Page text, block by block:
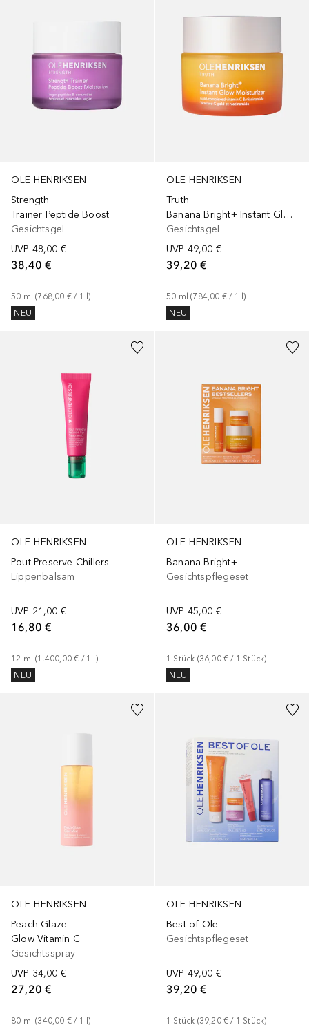
OLE HENRIKSEN
Strength
Trainer Peptide Boost
Gesichtsgel
UVP 48,00 €
38,40 €
50 ml (768,00 € / 1 l)
NEU
OLE HENRIKSEN
Truth
Banana Bright+ Instant Glow Moisturizer
Gesichtsgel
UVP 49,00 €
39,20 €
50 ml (784,00 € / 1 l)
NEU
OLE HENRIKSEN
Pout Preserve Chillers
Lippenbalsam
UVP 21,00 €
16,80 €
12 ml (1.400,00 € / 1
)
NEU
OLE HENRIKSEN
Banana Bright+
Gesichtspflegeset
UVP 45,00 €
36,00 €
1 Stück (36,00 € / 1 Stück)
NEU
OLE HENRIKSEN
Peach Glaze
Glow Vitamin C
Gesichtsspray
UVP 34,00 €
27,20 €
80 ml (340,00 € / 1 l)
OLE HENRIKSEN
Best of Ole
Gesichtspflegeset
UVP 49,00 €
39,20 €
1 Stück (39,20 € / 1 Stück)